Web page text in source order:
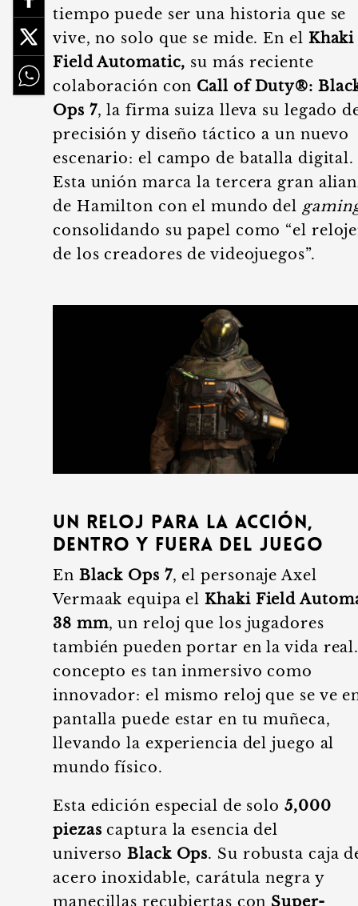
tiempo puede ser una historia que se
vive, no solo que se mide. En el Khaki
Field Automatic, su más reciente
colaboración con Call of Duty®:
Ops 7, la firma suiza lleva su legado
precisión y diseño táctico a un nuevo
escenario: el campo de batalla digital.
Esta unión marca la tercera gran
de Hamilton con el mundo del
consolidando su papel como “el
de los creadores de videojuegos”.
Un reloj para la acción,
dentro y fuera del juego
En Black Ops 7, el personaje Axel
Vermaak equipa elKhaki Field
38 mm, un reloj que los jugadores
también pueden portar en la vida
concepto es tan inmersivo como
innovador: el mismo reloj que se ve
pantalla puede estar en tu muñeca,
llevando la experiencia del juego al
mundo físico.
Esta edición especial de solo 5,000
piezas captura la esencia del
universoBlack Ops. Su robusta caja
acero inoxidable, carátula negra y
manecillas recubiertas con Super-